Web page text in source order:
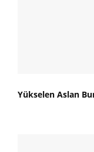
Yükselen Aslan